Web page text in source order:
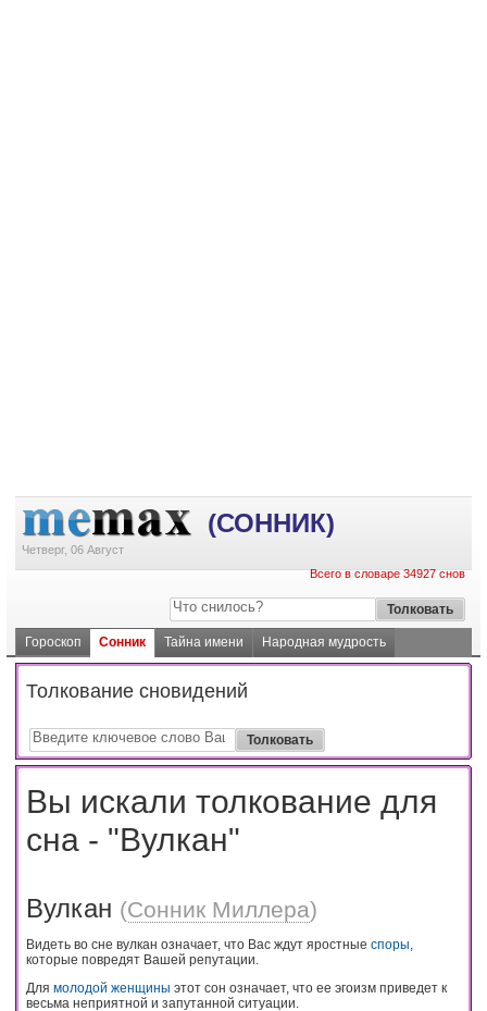
(СОННИК)
Четверг, 06 Август
Всего в словаре 34927 снов
Гороскоп Сонник Тайна имени Народная мудрость
Толкование сновидений
Вы искали толкование для
сна - "Вулкан"
Вулкан (Сонник Миллера)
Видеть во сне вулкан означает, что Вас ждут яростные споры,
которые повредят Вашей репутации.
Для молодой женщины этот сон означает, что ее эгоизм приведет к
весьма неприятной и запутанной ситуации.